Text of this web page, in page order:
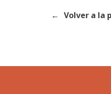
Volver a la